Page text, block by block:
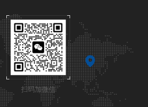
扫码加微信